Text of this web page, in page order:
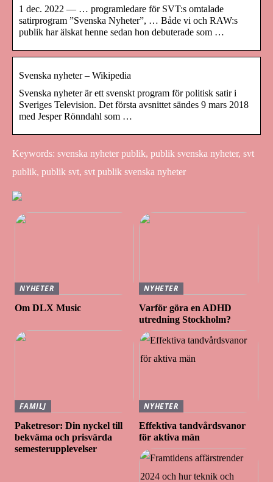
1 dec. 2022 — … programledare för SVT:s omtalade
satirprogram ”Svenska Nyheter”, … Både vi och RAW:s
publik har älskat henne sedan hon debuterade som …
Svenska nyheter – Wikipedia
Svenska nyheter är ett svenskt program för politisk satir i
Sveriges Television. Det första avsnittet sändes 9 mars 2018
med Jesper Rönndahl som …
Keywords: svenska nyheter publik, publik svenska nyheter, svt
publik, publik svt, svt publik svenska nyheter
NYHETER
Om DLX Music
NYHETER
Varför göra en ADHD
utredning Stockholm?
FAMILJ
Paketresor: Din nyckel till
bekväma och prisvärda
semesterupplevelser
NYHETER
Effektiva tandvårdsvanor
för aktiva män